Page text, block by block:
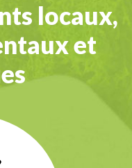
locaux,
et